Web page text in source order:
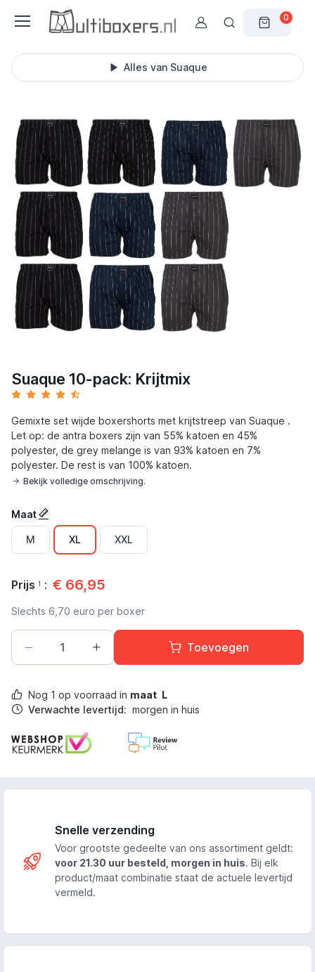
0
Alles van Suaque
Suaque 10-pack: Krijtmix
Gemixte set wijde boxershorts met krijtstreep van Suaque .
Let op: de antra boxers zijn van 55% katoen en 45%
polyester, de grey melange is van 93% katoen en 7%
polyester. De rest is van 100% katoen.
Bekijk volledige omschrijving.
Maat
M XL XXL
Prijs 1 : € 66,95
Slechts 6,70 euro per boxer
Toevoegen
Nog 1 op voorraad in maat L
Verwachte levertijd: morgen in huis
Snelle verzending
Voor grootste gedeelte van ons assortiment geldt:
voor 21.30 uur besteld, morgen in huis. Bij elk
product/maat combinatie staat de actuele levertijd
vermeld.